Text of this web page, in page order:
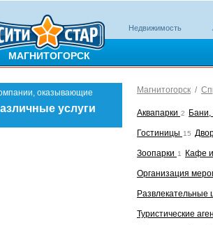
МАГНИТОГОРСК
Недвижимость
оказывающие
услуги
Магнитогорск /
Аквапарки 2 Бани,
Гостиницы 15
Зоопарки 1 Кафе
Организация
Развлекательные
Туристические